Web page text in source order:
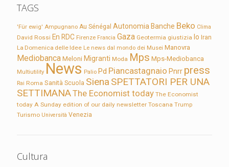
TAGS
'Für ewig' Ampugnano Au Sénégal Autonomia Banche Beko Clima
David Rossi En RDC Firenze Francia Gaza Geotermia giustizia Io Iran
La Domenica delle Idee Le news dal mondo dei Musei Manovra
Mediobanca Meloni Migranti Moda Mps Mps-Mediobanca
Multiutility News Palio Pd Piancastagnaio Pnrr press
Rai Roma Sanità Scuola Siena SPETTATORI PER UNA
SETTIMANAThe Economist today The Economist
today A Sunday edition of our daily newsletter Toscana Trump
Turismo Università Venezia
Cultura